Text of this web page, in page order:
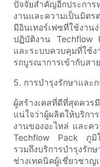
ปัจจัยสำคัญอีกประการ
งานและความเป็นมิตร
มีอินเทอร์เฟซที่ใช้ง
ปฏิบัติงาน Techflow
และระบบควบคุมที่ใช้
รถบูรณาการเข้ากับส
5. การบำรุงรักษาและ
ผู้สร้างเคสที่ดีที่สุดค
แน่ใจว่าผู้ผลิตให้บริก
งานของอะไหล่ และค
Techflow Pack ภูมิใ
รวมถึงบริการบำรุงรั
ช่างเทคนิคผู้เชี่ยวชาญ